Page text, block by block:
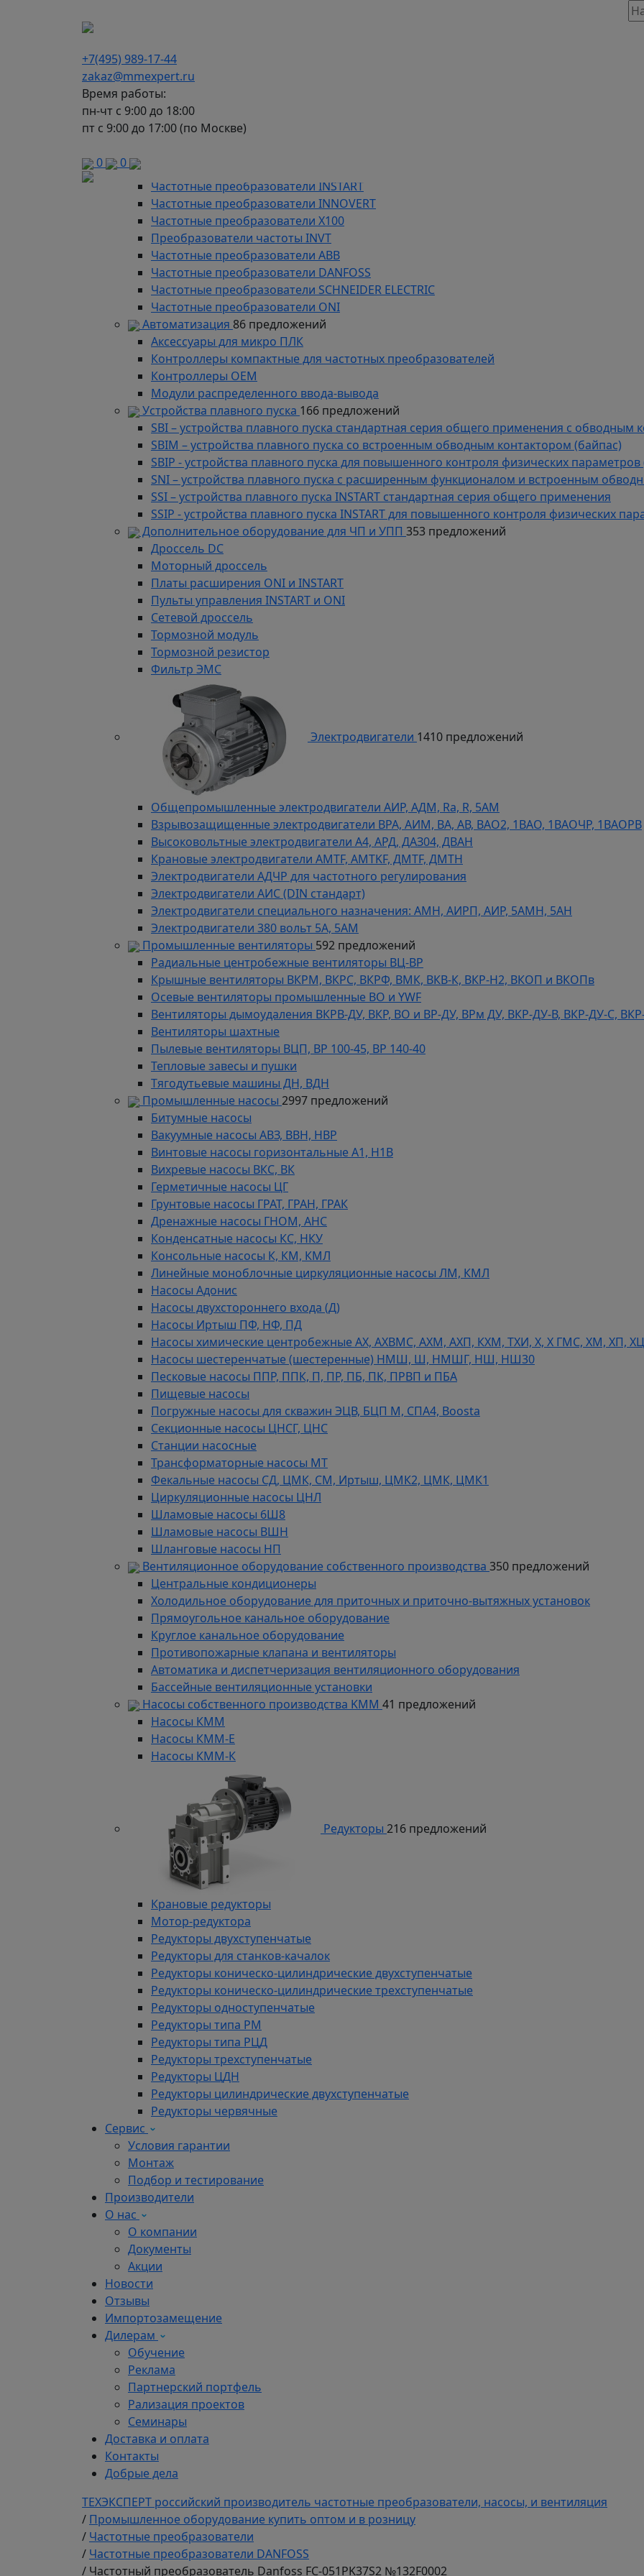
+7(495) 989-17-44
zakaz@mmexpert.ru
Время работы:
пн-чт с 9:00 до 18:00
пт с 9:00 до 17:00 (по Москве)
0 0
Каталог
Частотные преобразователи INSTART
Частотные преобразователи INNOVERT
Частотные преобразователи Х100
Преобразователи частоты INVT
Частотные преобразователи ABB
Частотные преобразователи DANFOSS
Частотные преобразователи SCHNEIDER ELECTRIC
Частотные преобразователи ONI
Автоматизация 86 предложений
Аксессуары для микро ПЛК
Контроллеры компактные для частотных преобразователей
Контроллеры ОЕМ
Модули распределенного ввода-вывода
Устройства плавного пуска 166 предложений
SBI – устройства плавного пуска стандартная серия общего применения с обводным
SBIM – устройства плавного пуска со встроенным обводным контактором (байпас)
SBIP - устройства плавного пуска для повышенного контроля физических
SNI – устройства плавного пуска с расширенным функционалом и встроенным
SSI – устройства плавного пуска INSTART стандартная серия общего применения
SSIP - устройства плавного пуска INSTART для повышенного контроля физических
Дополнительное оборудование для ЧП и УПП 353 предложений
Дроссель DC
Моторный дроссель
Платы расширения ONI и INSTART
Пульты управления INSTART и ONI
Сетевой дроссель
Тормозной модуль
Тормозной резистор
Фильтр ЭМС
Электродвигатели 1410 предложений
Общепромышленные электродвигатели АИР, АДМ, Ra, R, 5AM
Взрывозащищенные электродвигатели ВРА, АИМ, ВА, АВ, ВАO2, 1ВАО, 1ВАОЧР, 1ВАОРВ
Высоковольтные электродвигатели A4, АРД, ДАЗ04, ДВАН
Крановые электродвигатели AMTF, AMTKF, ДMTF, ДМТН
Электродвигатели АДЧР для частотного регулирования
Электродвигатели АИС (DIN стандарт)
Электродвигатели специального назначения: АМН, АИРП, АИР, 5АМН, 5АН
Электродвигатели 380 вольт 5А, 5АМ
Промышленные вентиляторы 592 предложений
Радиальные центробежные вентиляторы ВЦ-ВР
Крышные вентиляторы ВКРМ, ВКРС, ВКРФ, ВМК, ВКВ-К, ВКР-Н2, ВКОП и ВКОПв
Осевые вентиляторы промышленные ВО и YWF
Вентиляторы дымоудаления ВКРВ-ДУ, ВКР, ВО и ВР-ДУ, ВРм ДУ, ВКР-ДУ-В, ВКР-ДУ-С,
Вентиляторы шахтные
Пылевые вентиляторы ВЦП, ВР 100-45, ВР 140-40
Тепловые завесы и пушки
Тягодутьевые машины ДН, ВДН
Промышленные насосы 2997 предложений
Битумные насосы
Вакуумные насосы АВЗ, ВВН, НВР
Винтовые насосы горизонтальные А1, Н1В
Вихревые насосы ВКС, ВК
Герметичные насосы ЦГ
Грунтовые насосы ГРАТ, ГРАН, ГРАК
Дренажные насосы ГНОМ, АНС
Конденсатные насосы КС, НКУ
Консольные насосы К, КМ, КМЛ
Линейные моноблочные циркуляционные насосы ЛМ, КМЛ
Насосы Адонис
Насосы двухстороннего входа (Д)
Насосы Иртыш ПФ, НФ, ПД
Насосы химические центробежные АХ, АХВМС, АХМ, АХП, КХМ, ТХИ, Х, Х ГМС, ХМ, ХП,
Насосы шестеренчатые (шестеренные) НМШ, Ш, НМШГ, НШ, НШ30
Песковые насосы ППР, ППК, П, ПР, ПБ, ПК, ПРВП и ПБА
Пищевые насосы
Погружные насосы для скважин ЭЦВ, БЦП М, СПА4, Boosta
Секционные насосы ЦНСГ, ЦНС
Станции насосные
Трансформаторные насосы МТ
Фекальные насосы СД, ЦМК, СМ, Иртыш, ЦМК2, ЦМК, ЦМК1
Циркуляционные насосы ЦНЛ
Шламовые насосы 6Ш8
Шламовые насосы ВШН
Шланговые насосы НП
Вентиляционное оборудование собственного производства 350 предложений
Центральные кондиционеры
Холодильное оборудование для приточных и приточно-вытяжных установок
Прямоугольное канальное оборудование
Круглое канальное оборудование
Противопожарные клапана и вентиляторы
Автоматика и диспетчеризация вентиляционного оборудования
Бассейные вентиляционные установки
Насосы собственного производства KMM 41 предложений
Насосы КММ
Насосы КММ-Е
Насосы КММ-К
Редукторы 216 предложений
Крановые редукторы
Мотор-редуктора
Редукторы двухступенчатые
Редукторы для станков-качалок
Редукторы коническо-цилиндрические двухступенчатые
Редукторы коническо-цилиндрические трехступенчатые
Редукторы одноступенчатые
Редукторы типа РМ
Редукторы типа РЦД
Редукторы трехступенчатые
Редукторы ЦДН
Редукторы цилиндрические двухступенчатые
Редукторы червячные
Сервис
Условия гарантии
Монтаж
Подбор и тестирование
Производители
О нас
О компании
Документы
Акции
Новости
Отзывы
Импортозамещение
Дилерам
Обучение
Реклама
Партнерский портфель
Рализация проектов
Семинары
Доставка и оплата
Контакты
Добрые дела
ТЕХЭКСПЕРТ российский производитель частотные преобразователи, насосы, и вентиляция
/ Промышленное оборудование купить оптом и в розницу
/ Частотные преобразователи
/ Частотные преобразователи DANFOSS
/ Частотный преобразователь Danfoss FC-051PK37S2 №132F0002